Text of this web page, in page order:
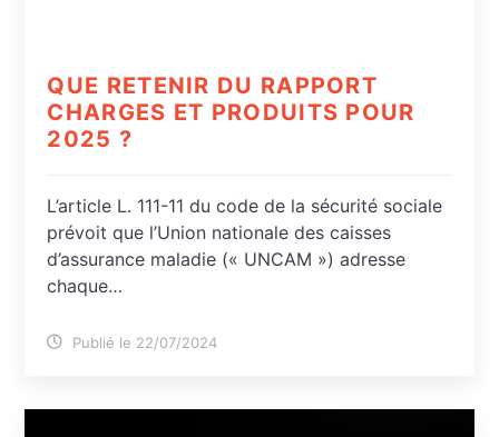
QUE RETENIR DU RAPPORT
CHARGES ET PRODUITS POUR
2025 ?
L’article L. 111-11 du code de la sécurité sociale
prévoit que l’Union nationale des caisses
d’assurance maladie (« UNCAM ») adresse
chaque…
Publié le 22/07/2024